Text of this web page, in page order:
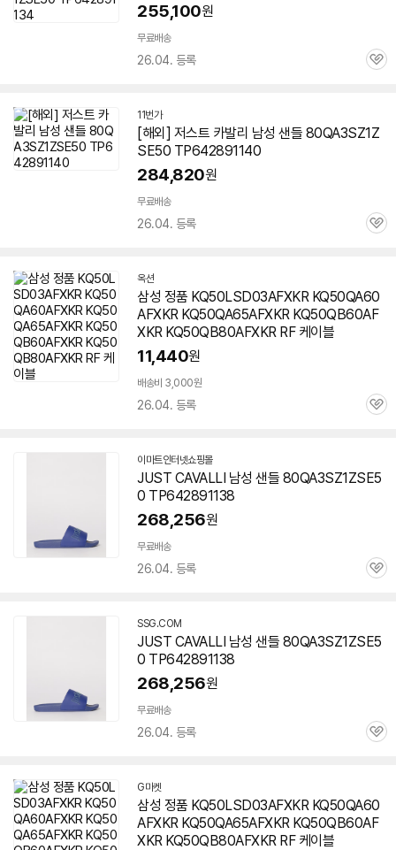
255,100원
무료배송
26.04. 등록
관
11번가
[해외] 저스트 카발리 남성 샌들 80QA3SZ1Z
SE50 TP642891140
284,820원
무료배송
26.04. 등록
관
옥션
삼성 정품 KQ50LSD03AFXKR KQ50QA60
AFXKR KQ50QA65AFXKR KQ50QB60AF
XKR KQ50QB80AFXKR RF 케이블
11,440원
배송비 3,000원
26.04. 등록
관
이마트인터넷쇼핑몰
JUST CAVALLI 남성 샌들 80QA3SZ1ZSE5
0 TP642891138
268,256원
무료배송
26.04. 등록
관
SSG.COM
JUST CAVALLI 남성 샌들 80QA3SZ1ZSE5
0 TP642891138
268,256원
무료배송
26.04. 등록
관
G마켓
삼성 정품 KQ50LSD03AFXKR KQ50QA60
AFXKR KQ50QA65AFXKR KQ50QB60AF
XKR KQ50QB80AFXKR RF 케이블